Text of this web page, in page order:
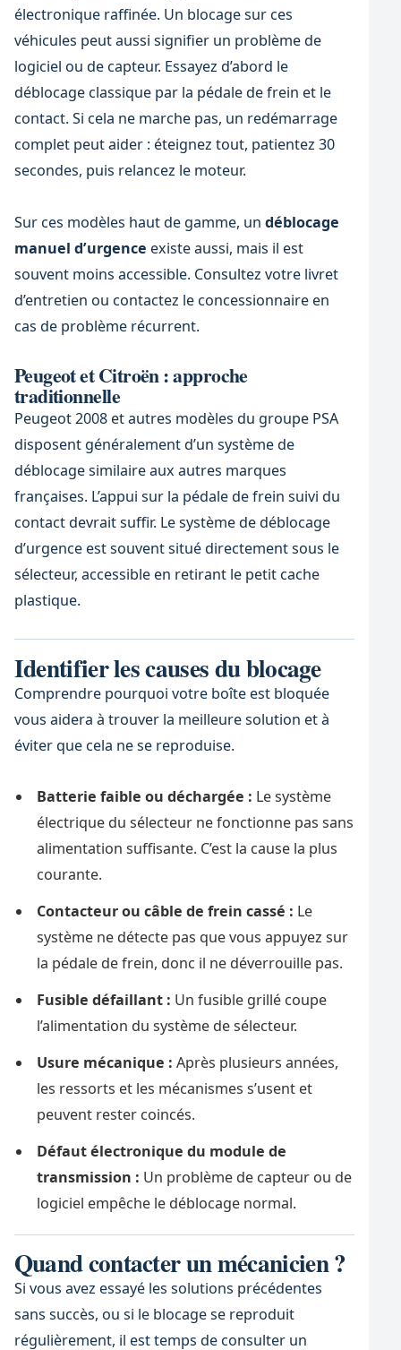
électronique raffinée. Un blocage sur ces
véhicules peut aussi signifier un problème de
logiciel ou de capteur. Essayez d’abord le
déblocage classique par la pédale de frein et le
contact. Si cela ne marche pas, un redémarrage
complet peut aider : éteignez tout, patientez 30
secondes, puis relancez le moteur.
Sur ces modèles haut de gamme, un déblocage
manuel d’urgence existe aussi, mais il est
souvent moins accessible. Consultez votre livret
d’entretien ou contactez le concessionnaire en
cas de problème récurrent.
Peugeot et Citroën : approche
traditionnelle
Peugeot 2008 et autres modèles du groupe PSA
disposent généralement d’un système de
déblocage similaire aux autres marques
françaises. L’appui sur la pédale de frein suivi du
contact devrait suffir. Le système de déblocage
d’urgence est souvent situé directement sous le
sélecteur, accessible en retirant le petit cache
plastique.
Identifier les causes du blocage
Comprendre pourquoi votre boîte est bloquée
vous aidera à trouver la meilleure solution et à
éviter que cela ne se reproduise.
Batterie faible ou déchargée : Le système
électrique du sélecteur ne fonctionne pas sans
alimentation suffisante. C’est la cause la plus
courante.
Contacteur ou câble de frein cassé : Le
système ne détecte pas que vous appuyez sur
la pédale de frein, donc il ne déverrouille pas.
Fusible défaillant : Un fusible grillé coupe
l’alimentation du système de sélecteur.
Usure mécanique : Après plusieurs années,
les ressorts et les mécanismes s’usent et
peuvent rester coincés.
Défaut électronique du module de
transmission : Un problème de capteur ou de
logiciel empêche le déblocage normal.
Quand contacter un mécanicien ?
Si vous avez essayé les solutions précédentes
sans succès, ou si le blocage se reproduit
régulièrement, il est temps de consulter un